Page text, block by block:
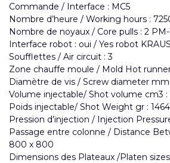
Commande / Interface : MC5
Nombre d’heure / Working hours :
Nombre de noyaux / Core pulls : 2
Interface robot : oui / Yes robot
Soufflettes / Air circuit : 3
Zone chauffe moule / Mold Hot
Diamètre de vis / Screw diameter
Volume injectable/ Shot volume cm3 :
Poids injectable/ Shot Weight gr : 1464
Pression d’injection / Injection
Passage entre colonne / Distance
800 x 800
Dimensions des Plateaux /Platen